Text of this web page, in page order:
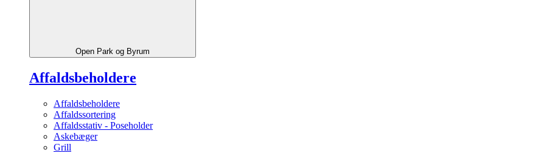
Open Park og Byrum
Affaldsbeholdere
Affaldsbeholdere
Affaldssortering
Affaldsstativ - Poseholder
Askebæger
Grill